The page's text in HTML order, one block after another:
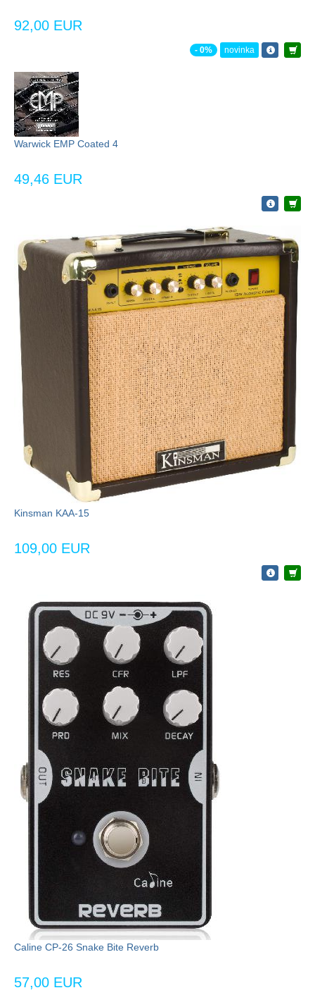
92,00 EUR
- 0% novinka
Warwick EMP Coated 4
49,46 EUR
Kinsman KAA-15
109,00 EUR
Caline CP-26 Snake Bite Reverb
57,00 EUR